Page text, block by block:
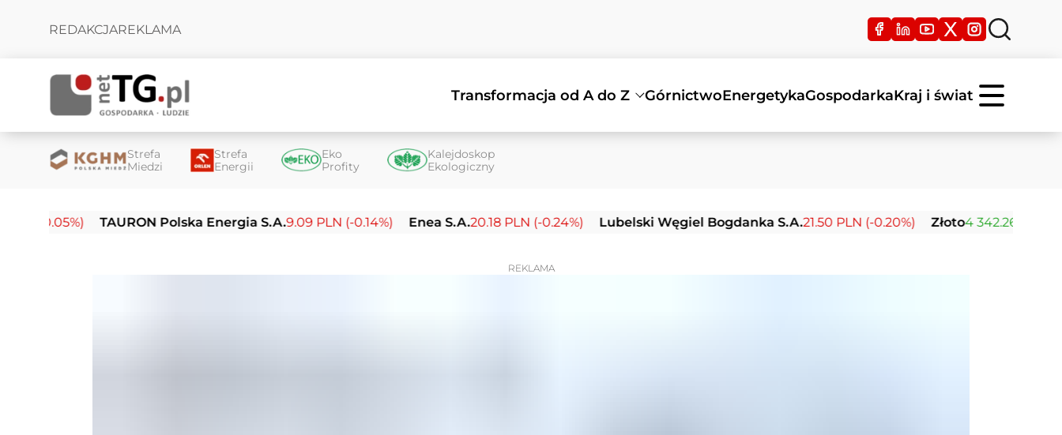
REDAKCJAREKLAMA
Transformacja od A do Z GórnictwoEnergetykaGospodarkaKraj i świat
Strefa
Miedzi
Strefa
Energii
Eko
Profity
Kalejdoskop
Ekologiczny
TAURON Polska Energia S.A.9.09 PLN (-0.14%) Enea S.A.20.18 PLN (-0.24%) Lubelski Węgiel Bogdanka S.A.21.50 PLN (-0.20%) Złoto 4 342.26 USD (0.00%)
REKLAMA